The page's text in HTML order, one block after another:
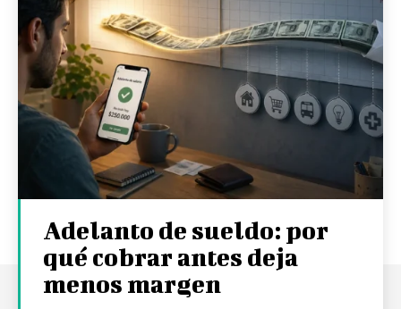
Adelanto de sueldo: por
qué cobrar antes deja
menos margen